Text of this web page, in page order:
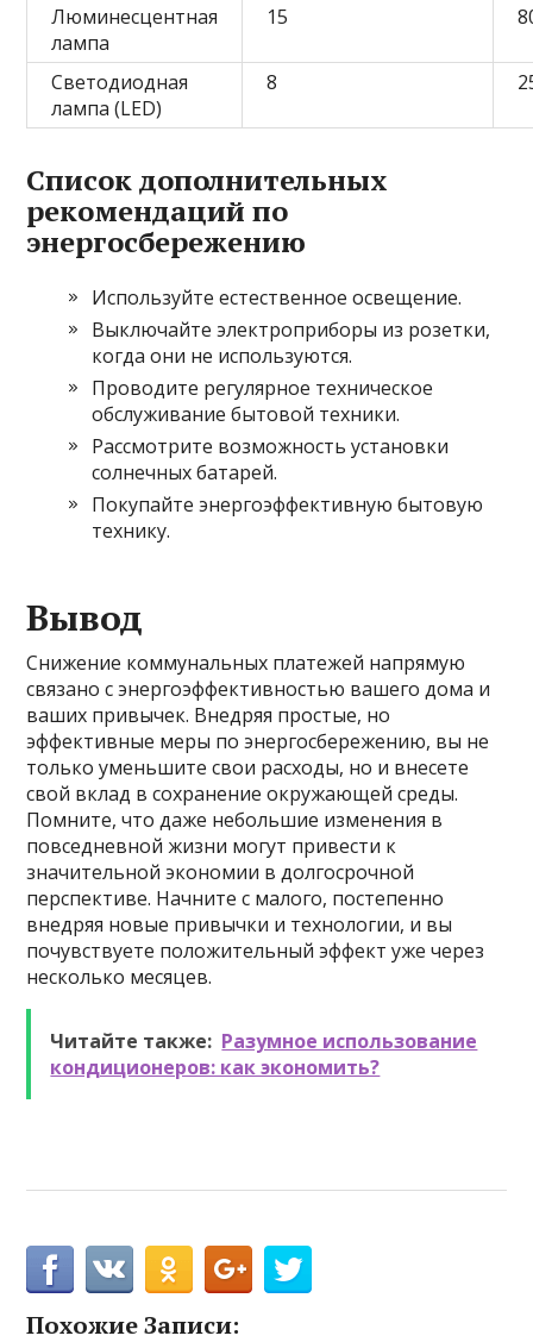
Люминесцентная
лампа
15
Светодиодная
лампа (LED)
8
Список дополнительных
рекомендаций по
энергосбережению
Используйте естественное освещение.
Выключайте электроприборы из розетки,
когда они не используются.
Проводите регулярное техническое
обслуживание бытовой техники.
Рассмотрите возможность установки
солнечных батарей.
Покупайте энергоэффективную бытовую
технику.
Вывод
Снижение коммунальных платежей напрямую
связано с энергоэффективностью вашего дома и
ваших привычек. Внедряя простые, но
эффективные меры по энергосбережению, вы не
только уменьшите свои расходы, но и внесете
свой вклад в сохранение окружающей среды.
Помните, что даже небольшие изменения в
повседневной жизни могут привести к
значительной экономии в долгосрочной
перспективе. Начните с малого, постепенно
внедряя новые привычки и технологии, и вы
почувствуете положительный эффект уже через
несколько месяцев.
Читайте также: Разумное использование
кондиционеров: как экономить?
Похожие Записи: